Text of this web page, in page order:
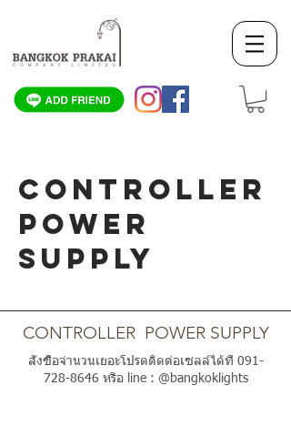
CONTROLLER
POWER
SUPPLY
CONTROLLER POWER SUPPLY
สั่งซื้อจำนวนเยอะโปรดติดต่อเซลล์ได้ที่ 091-
728-8646หรือ line : @bangkoklights